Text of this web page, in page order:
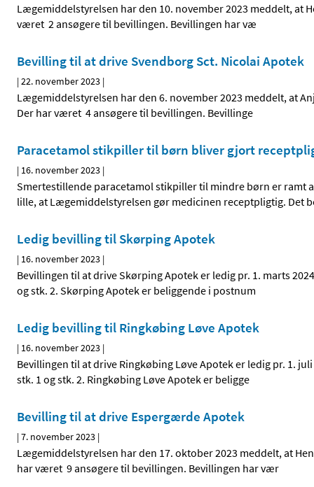
Lægemiddelstyrelsen har den 10. november 2023 meddelt, at
været 2 ansøgere til bevillingen. Bevillingen har væ
Bevilling til at drive Svendborg Sct. Nicolai Apotek
|22. november 2023 |
Lægemiddelstyrelsen har den 6. november 2023 meddelt, at
Der har været 4 ansøgere til bevillingen. Bevillinge
Paracetamol stikpiller til børn bliver gjort
| 16. november 2023 |
Smertestillende paracetamol stikpiller til mindre børn er ramt
lille, at Lægemiddelstyrelsen gør medicinen receptpligtig. Det
Ledig bevilling til Skørping Apotek
| 16. november 2023 |
Bevillingen til at drive Skørping Apotek er ledig pr. 1. marts
og stk. 2. Skørping Apotek er beliggende i postnum
Ledig bevilling til Ringkøbing Løve Apotek
| 16. november 2023 |
Bevillingen til at drive Ringkøbing Løve Apotek er ledig pr. 1.
stk. 1 og stk. 2. Ringkøbing Løve Apotek er beligge
Bevilling til at drive Espergærde Apotek
|7. november 2023 |
Lægemiddelstyrelsen har den 17. oktober 2023 meddelt, at
har været 9 ansøgere til bevillingen. Bevillingen har vær